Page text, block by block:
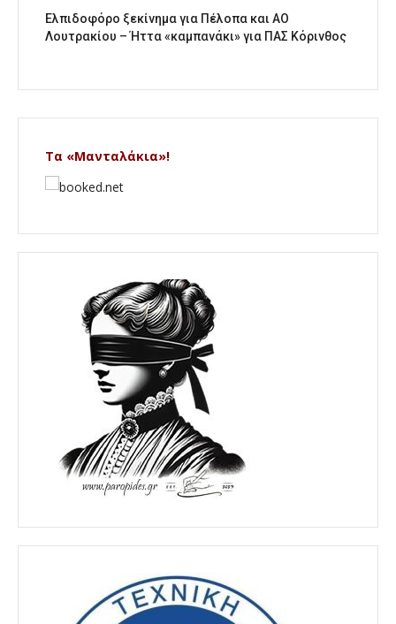
Ελπιδοφόρο ξεκίνημα για Πέλοπα και ΑΟ
Λουτρακίου – Ήττα «καμπανάκι» για ΠΑΣ Κόρινθος
Τα «Μανταλάκια»!